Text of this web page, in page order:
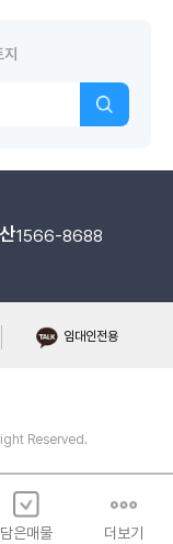
지
1566-8688
임대인전용
Reserved.
담은매물 더보기